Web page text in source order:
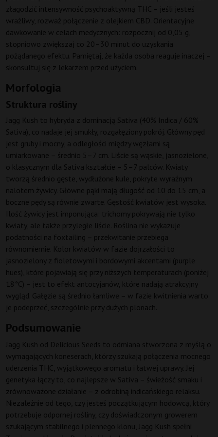
złagodzić intensywność psychoaktywną THC – jeśli jesteś
wrażliwy, rozważ połączenie z olejkiem CBD. Orientacyjne
dawkowanie w celach medycznych: rozpocznij od 0,05 g,
stopniowo zwiększaj co 20–30 minut do uzyskania
pożądanego efektu. Pamiętaj, że każda osoba reaguje inaczej –
skonsultuj się z lekarzem przed użyciem.
Morfologia
Struktura rośliny
Jagg Kush to hybryda z dominacją Sativa (40% Indica / 60%
Sativa), co nadaje jej smukły, rozgałęziony pokrój. Główny pęd
jest gruby i mocny, a odległości między węzłami są
umiarkowane – średnio 5–7 cm. Liście są wąskie, jasnozielone,
o klasycznym dla Sativa kształcie – 5–7 palców. Kwiaty
tworzą średnio gęste, wydłużone kule, pokryte wyraźnym
nalotem żywicy. Główne pąki mają długość od 10 do 15 cm, a
boczne pędy są równie zwarte. Gęstość kwiatów jest wysoka.
Ilość żywicy jest imponująca: trichomy pokrywają nie tylko
kwiaty, ale także przyległe liście. Roślina nie wykazuje
podatności na foxtailing – przekwitanie przebiega
równomiernie. Kolor kwiatów w fazie dojrzałości to
jasnozielony z fioletowymi i bordowymi akcentami (purple
hues), które pojawiają się przy niższych temperaturach (poniżej
18°C) – jest to efekt antocyjanów, które nadają atrakcyjny
wygląd. Gałęzie są średnio łamliwe – w fazie kwitnienia warto
je podeprzeć, szczególnie przy dużych plonach.
Podsumowanie
Jagg Kush od Delicious Seeds to odmiana stworzona z myślą o
wymagających koneserach, którzy szukają połączenia mocnego
uderzenia THC, wyjątkowego aromatu i łatwej uprawy. Jej
genetyka łączy to, co najlepsze w Sativa – świeżość smaku i
zrównoważone działanie – z odrobiną indicańskiego relaksu.
Niezależnie od tego, czy jesteś początkującym hodowcą, który
potrzebuje odpornej rośliny, czy doświadczonym growerem
szukającym stabilnego i plennego klonu, Jagg Kush spełni